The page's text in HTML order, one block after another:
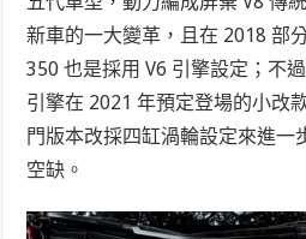
新車的一大變革，且在 2018 部
350 也是採用 V6 引擎設定；不
引擎在 2021 年預定登場的小改
門版本改採四缸渦輪設定來進一
空缺。